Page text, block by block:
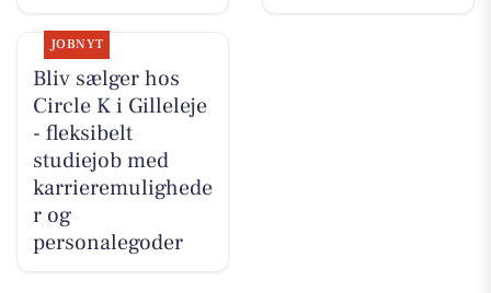
JOBNYT
Bliv sælger hos
Circle K i Gilleleje
- fleksibelt
studiejob med
karrieremulighede
r og
personalegoder